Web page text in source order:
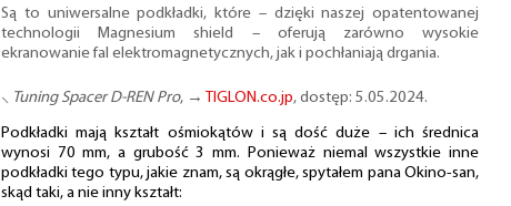
Są to uniwersalne podkładki, które – dzięki naszej opatentowanej
technologii Magnesium shield – oferują zarówno wysokie
ekranowanie fal elektromagnetycznych, jak i pochłaniają drgania.
⸜ Tuning Spacer D-REN Pro, → TIGLON.co.jp, dostęp: 5.05.2024.
Podkładki mają kształt ośmiokątów i są dość duże – ich średnica
wynosi 70 mm, a grubość 3 mm. Ponieważ niemal wszystkie inne
podkładki tego typu, jakie znam, są okrągłe, spytałem pana Okino-san,
skąd taki, a nie inny kształt: